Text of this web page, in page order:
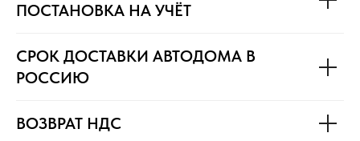
ПОСТАНОВКА НА УЧЁТ
СРОК ДОСТАВКИ АВТОДОМА В
РОССИЮ
ВОЗВРАТ НДС